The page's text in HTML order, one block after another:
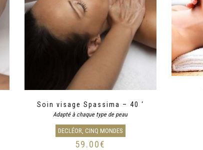
Soin visage Spassima – 40 ‘
Adapté à chaque type de peau
DECLÉOR, CINQ MONDES
59.00€